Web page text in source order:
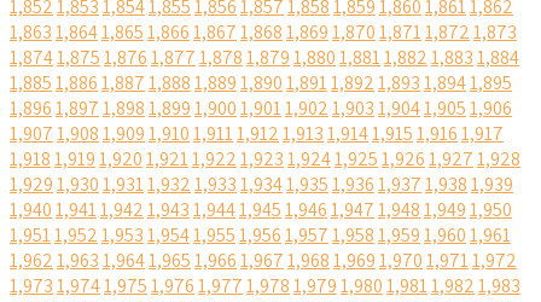
1,8521,8531,8541,8551,8561,8571,8581,8591,8601,8611,862
1,8631,8641,8651,8661,8671,8681,8691,8701,8711,8721,873
1,8741,8751,8761,8771,8781,8791,8801,8811,8821,8831,884
1,8851,8861,8871,8881,8891,8901,8911,8921,8931,8941,895
1,8961,8971,8981,8991,9001,9011,9021,9031,9041,9051,906
1,9071,9081,9091,9101,9111,9121,9131,9141,9151,9161,917
1,9181,9191,9201,9211,9221,9231,9241,9251,9261,9271,928
1,9291,9301,9311,9321,9331,9341,9351,9361,9371,9381,939
1,9401,9411,9421,9431,9441,9451,9461,9471,9481,9491,950
1,9511,9521,9531,9541,9551,9561,9571,9581,9591,9601,961
1,9621,9631,9641,9651,9661,9671,9681,9691,9701,9711,972
1,9731,9741,9751,9761,9771,9781,9791,9801,9811,9821,983